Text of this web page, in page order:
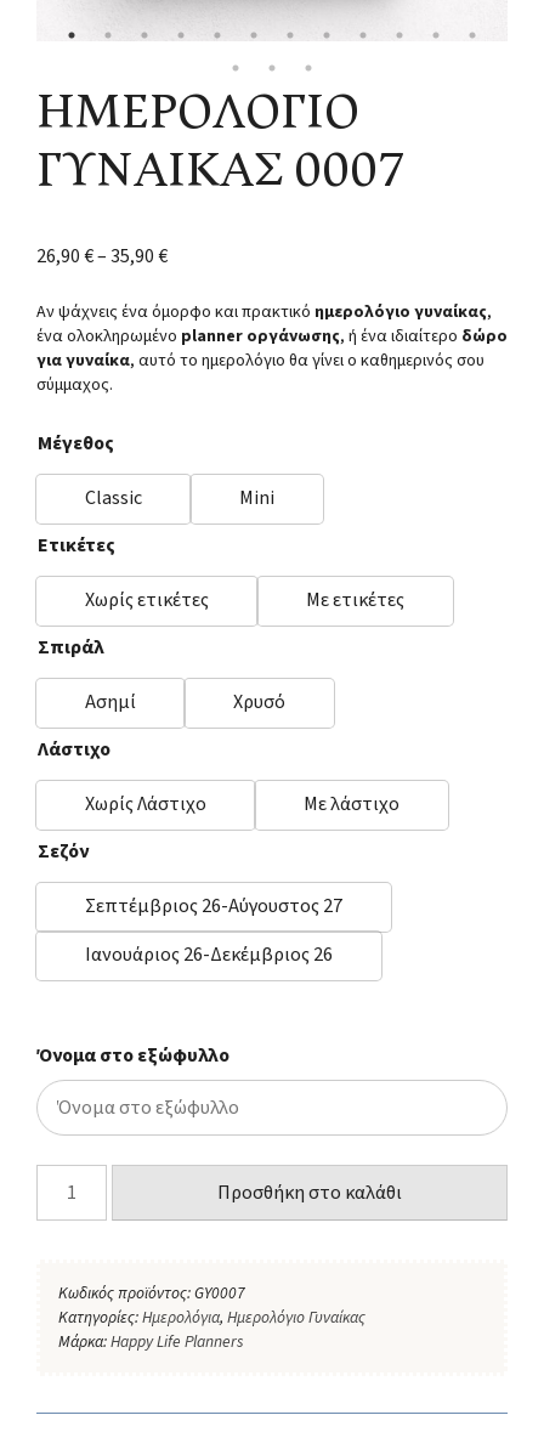
ΗΜΕΡΟΛΟΓΙΟ
ΓΥΝΑΙΚΑΣ 0007
26,90€–35,90€
Αν ψάχνεις ένα όμορφο και πρακτικό ημερολόγιο γυναίκας,
ένα ολοκληρωμένο planner οργάνωσης, ή ένα ιδιαίτερο δώρο
για γυναίκα, αυτό το ημερολόγιο θα γίνει ο καθημερινός σου
σύμμαχος.
Μέγεθος
Classic
Mini
Ετικέτες
Χωρίς ετικέτες
Με ετικέτες
Σπιράλ
Ασημί
Χρυσό
Λάστιχο
Χωρίς Λάστιχο
Με λάστιχο
Σεζόν
Σεπτέμβριος 26-Αύγουστος 27
Ιανουάριος 26-Δεκέμβριος 26
Όνομα στο εξώφυλλο
Προσθήκη στο καλάθι
Κωδικός προϊόντος:GY0007
Κατηγορίες:Ημερολόγια, Ημερολόγιο Γυναίκας
Μάρκα:Happy Life Planners